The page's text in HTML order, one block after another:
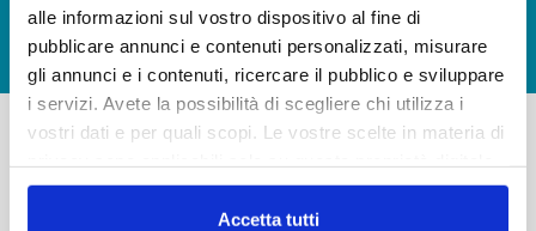
alle informazioni sul vostro dispositivo al fine di
pubblicare annunci e contenuti personalizzati, misurare
gli annunci e i contenuti, ricercare il pubblico e sviluppare
i servizi. Avete la possibilità di scegliere chi utilizza i
vostri dati e per quali scopi. Le vostre scelte in materia di
in cui avete effettuato le vostre scelte. È possibile
modificare o revocare il proprio consenso in qualsiasi
Accetta tutti
GIUDICA IL SERVIZIO
LAVORA CON NOI
-
-
FAQ